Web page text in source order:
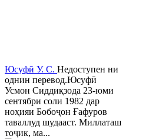
Юсуфӣ У. C. Недоступен ни
однин перевод.Юсуфӣ
Усмон Сиддиқзода 23-юми
сентябри соли 1982 дар
ноҳияи Бобоҷон Ғафуров
таваллуд шудааст. Миллаташ
тоҷик, ма...